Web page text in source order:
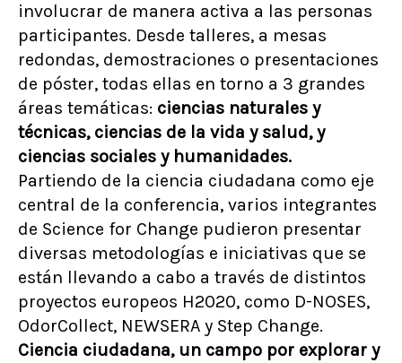
involucrar de manera activa a las personas
participantes. Desde talleres, a mesas
redondas, demostraciones o presentaciones
de póster, todas ellas en torno a 3 grandes
áreas temáticas: ciencias naturales y
técnicas, ciencias de la vida y salud, y
ciencias sociales y humanidades.
Partiendo de la ciencia ciudadana como eje
central de la conferencia, varios integrantes
de Science for Change pudieron presentar
diversas metodologías e iniciativas que se
están llevando a cabo a través de distintos
proyectos europeos H2020, como D-NOSES,
OdorCollect, NEWSERA y Step Change.
Ciencia ciudadana, un campo por explorar y